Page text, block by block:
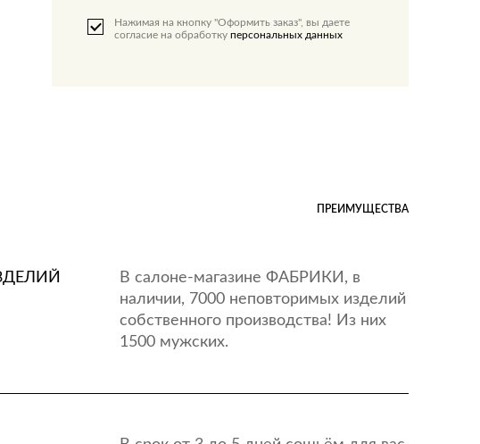
Нажимая на кнопку "Оформить заказ", вы даете
согласие на обработку персональных данных
ПРЕИМУЩЕСТВА
В салоне-магазине ФАБРИКИ, в
наличии, 7000 неповторимых изделий
собственного производства! Из них
1500 мужских.